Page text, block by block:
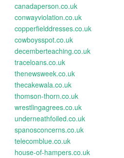
canadaperson.co.uk
conwayviolation.co.uk
copperfielddresses.co.uk
cowboysspot.co.uk
decemberteaching.co.uk
traceloans.co.uk
thenewsweek.co.uk
thecakewala.co.uk
thomson-thorn.co.uk
wrestlingagrees.co.uk
underneathfoiled.co.uk
spanosconcerns.co.uk
telecomblue.co.uk
house-of-hampers.co.uk